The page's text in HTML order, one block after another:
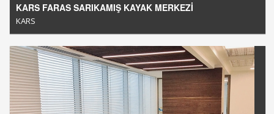
KARS FARAS SARIKAMIŞ KAYAK MERKEZİ
KARS